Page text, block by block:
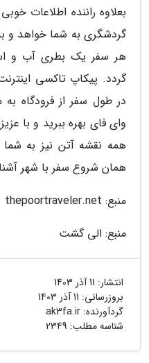
بعلاوه راننده اطلاعات
گردشگری به شما خواهد و
هر سفر یک بطری آب و
گردد. پیکاپ تاکسی
در طول سفر از فرودگاه به
وای فای بهره ببرید و با
همه نقشه آتن نیز به
همان شروع سفر با شهر
منبع: thepoortraveler.net
منبع: الی گشت
انتشار: 11 آذر 1403
بروزرسانی: 11 آذر 1403
گردآورنده: ak3fa.ir
شناسه مطلب: 2349